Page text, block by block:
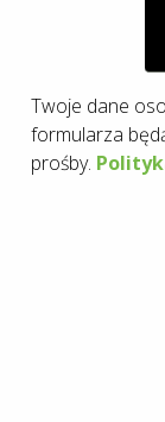
Twoje dane
formularza
prośby.